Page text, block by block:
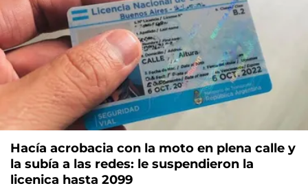
Hacía acrobacia con la moto en plena calle y
la subía a las redes: le suspendieron la
licenica hasta 2099